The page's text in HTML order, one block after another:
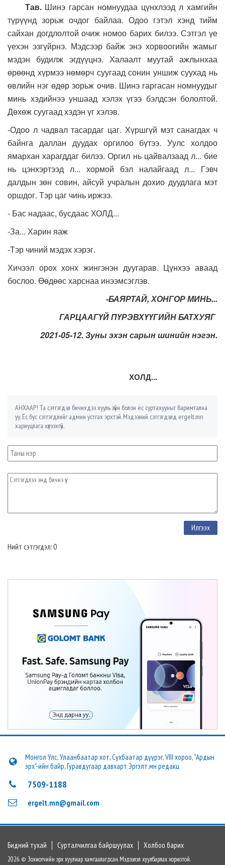
Тав.Шинэ гарсан номнуудаа цүнхлээд л хамгийн
түрүүнд зорьж очдог байлаа. Одоо гэтэл хэнд тийм
сайхан догдлолтой очиж номоо барих билээ. Сэтгэл үе
үехэн эзгүйрнэ. Мэдсээр байж энэ хорвоогийн жамыг
мэдэн будилж эгдүүцнэ. Халаалт муутай ажлынхаа
өрөөнд хүрмээ нөмөрч суугаад сонин уншиж суухад нь
өвлийн нэг өдөр зорьж очив. Шинэ гаргасан номнуудыг
минь хэдийнээ уншаад хэлэх үгээ бэлдсэн бололтой.
Дөхөж суугаад хэдэн үг хэлэв.
-Одоо л чадвал тасардаг цаг. Хүршгүй мэт санагдах ч
байнга даллан дуудах оргилоо бүтээ. Уулс холдоо
ямархан харагддаг билээ. Оргил нь цайвалзаад л... бие
нь цэнхэртээд л... хормой бэл налайгаад л... Гэвч
далдын зөн совин, айсуй учралын дохио дуудлага мэт
оршдог. Тэр цаг чинь иржээ.
- Бас надаас, бусдаас ХОЛД...
-За... Харин яаж
-Тэр чиний мэдэх хэрэг.
Хичээл орох хонх жингэнэн дуугарав. Цүнхээ аваад
бослоо. Өөдөөс харснаа инээмсэглэв.
-БАЯРТАЙ, ХОНГОР МИНЬ...
ГАРЦААГҮЙ ПҮРЭВХҮҮГИЙН БАТХУЯГ
2021-05-12. Зуны эхэн сарын шинийн нэгэн.
ХОЛД...
АНХААР! Та сэтгэгдэл бичихдээ хууль зүйн болон ёс суртахууныг баримтална
уу. Ёс бус сэтгэгдлийг админ устгах эрхтэй. Мэдээний сэтгэгдэлд ergelt.mn
хариуцлага хүлээхгүй.
Нийт сэтгэгдэл: 0
Монгол Улс, Улаанбаатар хот, Сүхбаатар дүүрэг, VIII хороо, "Ардын
эрх"-ийн байр, Гуравдугаар давхарт Эргэлт.мн редакц
7509-1188
ergelt.mn@gmail.com
Бидний тухай Сурталчилгаа байршуулах Холбоо барих
2026 © Зохиогчийн эрх хуулиар хамгаалагдсан. Мэдээлэл хуулбарлах хориотой.